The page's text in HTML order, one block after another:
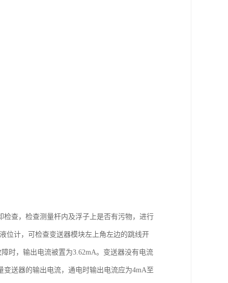
查，检查测量杆内及浮子上是否有污物，进行
位计，可检查变送器模块左上角左边的跳线开
时，输出电流被置为3.62mA。变送器没有电流
送器的输出电流，通电时输出电流应为4mA至